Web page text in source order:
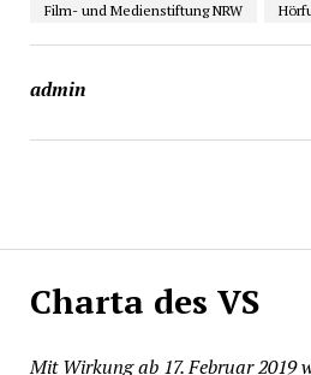
Charta des VS
Mit Wirkung ab 17. Februar 2019
Film- und Medienstiftung NRW
admin